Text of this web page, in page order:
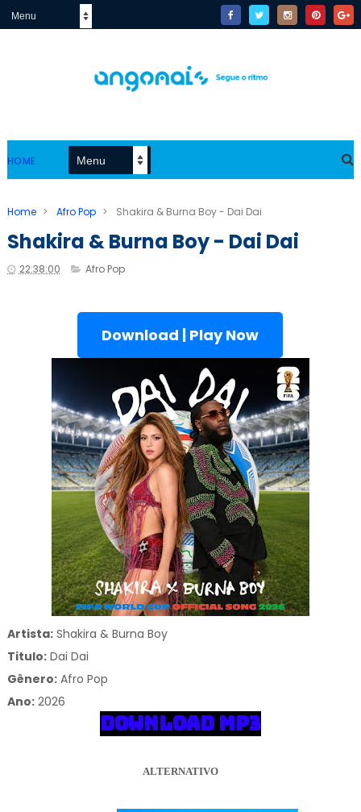
HOME
Home > Afro Pop > Shakira & Burna Boy - Dai Dai
Shakira & Burna Boy - Dai Dai
22:38:00 Afro Pop
Download | Play Now
Artista:Shakira & Burna Boy
Titulo:Dai Dai
Gênero: Afro Pop
Ano:2026
DOWNLOAD MP3
ALTERNATIVO